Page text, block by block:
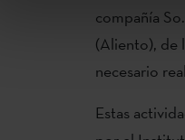
compañía
(Aliento), de
necesario
Estas